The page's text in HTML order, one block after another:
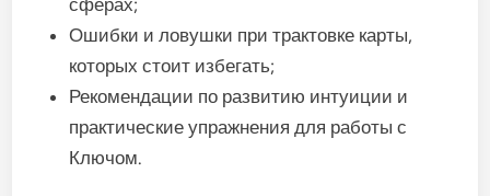
Ошибки и ловушки при трактовке карты,
которых стоит избегать;
Рекомендации по развитию интуиции и
практические упражнения для работы с
Ключом.